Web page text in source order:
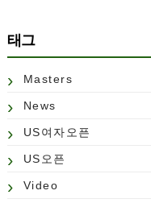
태그
Masters
News
US여자오픈
US오픈
Video